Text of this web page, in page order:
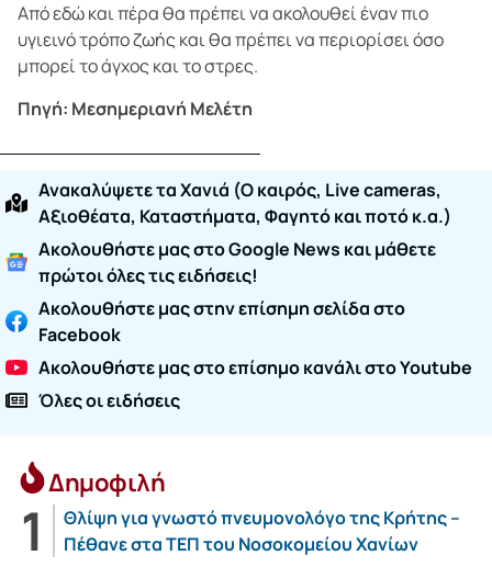
Από εδώ και πέρα θα πρέπει να ακολουθεί έναν πιο
υγιεινό τρόπο ζωής και θα πρέπει να περιορίσει όσο
μπορεί το άγχος και το στρες.
Πηγή: Μεσημεριανή Μελέτη
Ανακαλύψετε τα Χανιά (O καιρός, Live cameras,
Αξιοθέατα, Καταστήματα, Φαγητό και ποτό κ.α.)
Ακολουθήστε μας στο Google News και μάθετε
πρώτοι όλες τις ειδήσεις!
Ακολουθήστε μας στην επίσημη σελίδα στο
Facebook
Ακολουθήστε μας στο επίσημο κανάλι στο Youtube
Όλες οι ειδήσεις
Δημοφιλή
Θλίψη για γνωστό πνευμονολόγο της Κρήτης –
Πέθανε στα ΤΕΠ του Νοσοκομείου Χανίων